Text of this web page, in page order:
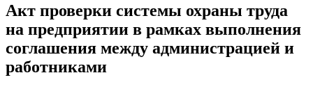
Акт проверки системы охраны труда
на предприятии в рамках выполнения
соглашения между администрацией и
работниками